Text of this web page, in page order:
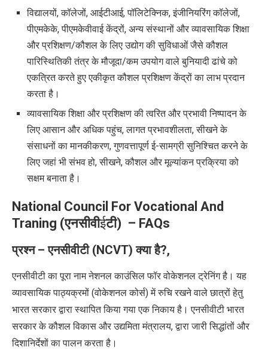
विद्यालयों,कॉलेजों, आईटीआई,पॉलिटेक्निक,इंजीनियरिंग कॉलेजों,
पीएमकेके,पीएमकेवीवाई केंद्रों, अन्य संस्थानों और व्यावसायिक शिक्षा
और प्रशिक्षण/कौशल के लिए उद्योग की सुविधाओं जैसे कौशल
पारिस्थितिकी तंत्र के मौजूदा/कम उपयोग वाले बुनियादी ढांचे को
एकत्रित करते हुए एकीकृत कौशल प्रशिक्षण केंद्रों का लाभ प्रदान
करता है।
व्यावसायिक शिक्षा और प्रशिक्षण की त्वरित और प्रभावी निष्पादन के
लिए आसान और अधिक पहुंच,लागत प्रभावशीलता,सीखने के
संसाधनों का मानकीकरण,गुणवत्तापूर्ण ई-सामग्री सुनिश्चित करने के
लिए जहां भी संभव हो,सीखने,कौशल और मूल्यांकन प्रक्रिया को
सक्षम बनाता है।
National Council For Vocational And
Traning (एनसीवीईटी) – FAQs
प्रश्न – एनसीवीटी (NCVT)क्या है?,
एनसीवीटी का पूरा नाम नेशनल काउंसिल फॉर वोकेशनल ट्रेनिंग है। यह
व्यावसायिक पाठ्यक्रमों (वोकेशनल कोर्स) में रुचि रखने वाले छात्रों हेतु
भारत सरकार द्वारा स्थापित किया गया एक निकाय है। एनसीवीटी भारत
सरकार के कौशल विकास और उद्यमिता मंत्रालय,द्वारा जारी सिद्धांतों और
दिशानिर्देशों का पालन करता है।